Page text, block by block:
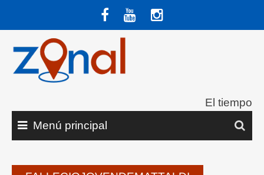
contenido
El tiempo
Menú principal